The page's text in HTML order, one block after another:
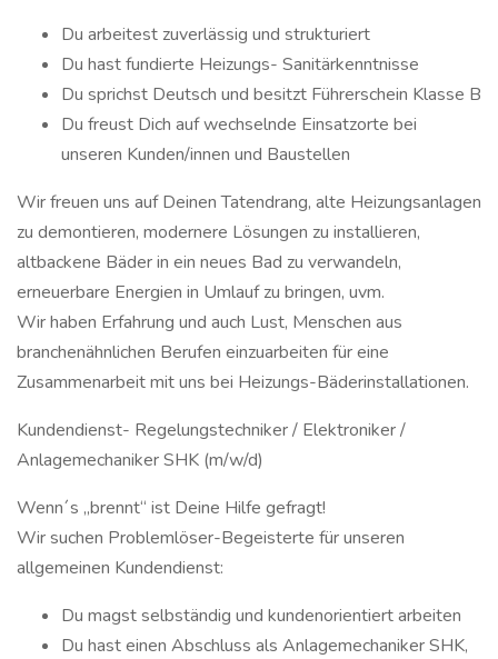
Du arbeitest zuverlässig und strukturiert
Du hast fundierte Heizungs- Sanitärkenntnisse
Du sprichst Deutsch und besitzt Führerschein Klasse B
Du freust Dich auf wechselnde Einsatzorte bei
unseren Kunden/innen und Baustellen
Wir freuen uns auf Deinen Tatendrang, alte Heizungsanlagen
zu demontieren, modernere Lösungen zu installieren,
altbackene Bäder in ein neues Bad zu verwandeln,
erneuerbare Energien in Umlauf zu bringen, uvm.
Wir haben Erfahrung und auch Lust, Menschen aus
branchenähnlichen Berufen einzuarbeiten für eine
Zusammenarbeit mit uns bei Heizungs-Bäderinstallationen.
Kundendienst- Regelungstechniker / Elektroniker /
Anlagemechaniker SHK (m/w/d)
Wenn´s „brennt“ ist Deine Hilfe gefragt!
Wir suchen Problemlöser-Begeisterte für unseren
allgemeinen Kundendienst:
Du magst selbständig und kundenorientiert arbeiten
Du hast einen Abschluss als Anlagemechaniker SHK,